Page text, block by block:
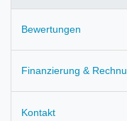
Bewertungen
Finanzierung &
Kontakt